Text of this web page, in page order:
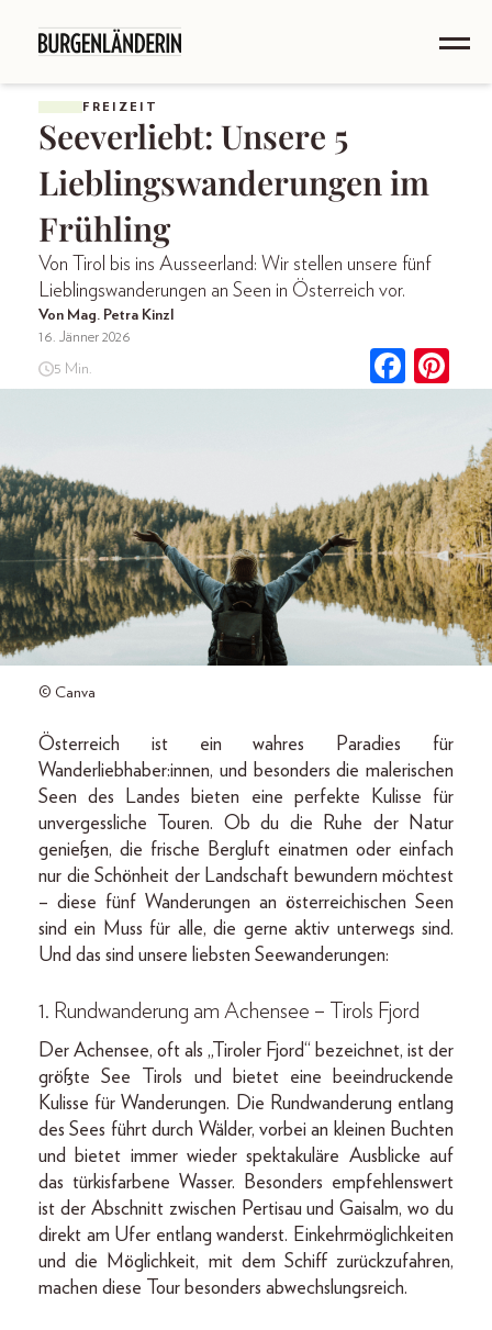
FREIZEIT
Seeverliebt: Unsere 5
Lieblingswanderungen im
Frühling
Von Tirol bis ins Ausseerland: Wir stellen unsere fünf
Lieblingswanderungen an Seen in Österreich vor.
Von Mag. Petra Kinzl
16. Jänner 2026
5 Min.
© Canva
Österreich ist ein wahres Paradies für
Wanderliebhaber:innen, und besonders die malerischen
Seen des Landes bieten eine perfekte Kulisse für
unvergessliche Touren. Ob du die Ruhe der Natur
genießen, die frische Bergluft einatmen oder einfach
nur die Schönheit der Landschaft bewundern möchtest
– diese fünf Wanderungen an österreichischen Seen
sind ein Muss für alle, die gerne aktiv unterwegs sind.
Und das sind unsere liebsten Seewanderungen:
1. Rundwanderung am Achensee – Tirols Fjord
Der Achensee, oft als „Tiroler Fjord“ bezeichnet, ist der
größte See Tirols und bietet eine beeindruckende
Kulisse für Wanderungen. Die Rundwanderung entlang
des Sees führt durch Wälder, vorbei an kleinen Buchten
und bietet immer wieder spektakuläre Ausblicke auf
das türkisfarbene Wasser. Besonders empfehlenswert
ist der Abschnitt zwischen Pertisau und Gaisalm, wo du
direkt am Ufer entlang wanderst. Einkehrmöglichkeiten
und die Möglichkeit, mit dem Schiff zurückzufahren,
machen diese Tour besonders abwechslungsreich.